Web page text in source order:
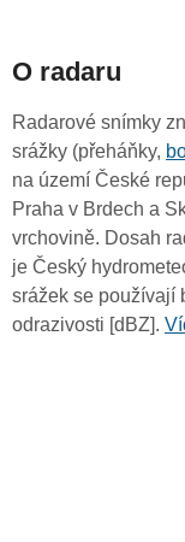
O radaru
Radarové snímky
srážky (přeháňky,
na území České
Praha v Brdech a
vrchovině. Dosah
je Český
srážek se používají
odrazivosti [dBZ].